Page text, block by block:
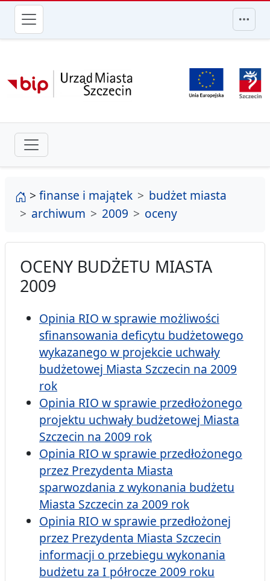
przejdź do głównego menu
strona główna
> finanse i majątek
budżet miasta
archiwum
2009 oceny
OCENY BUDŻETU MIASTA
2009
Opinia RIO w sprawie możliwości
sfinansowania deficytu budżetowego
wykazanego w projekcie uchwały
budżetowej Miasta Szczecin na 2009
rok
Opinia RIO w sprawie przedłożonego
projektu uchwały budżetowej Miasta
Szczecin na 2009 rok
Opinia RIO w sprawie przedłożonego
przez Prezydenta Miasta
sparwozdania z wykonania budżetu
Miasta Szczecin za 2009 rok
Opinia RIO w sprawie przedłożonej
przez Prezydenta Miasta Szczecin
informacji o przebiegu wykonania
budżetu za I półrocze 2009 roku